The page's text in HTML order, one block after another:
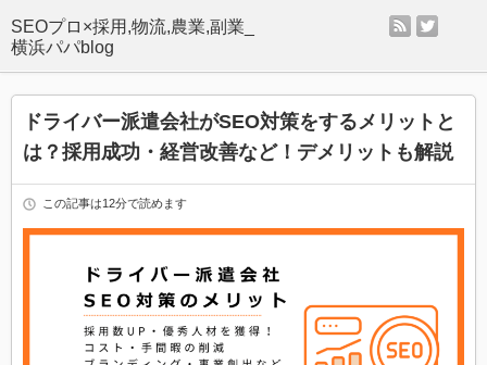
SEOプロ×採用,物流,農業,副業_
横浜パパblog
rss
ドライバー派遣会社がSEO対策をするメリットと
は？採用成功・経営改善など！デメリットも解説
この記事は12分で読めます